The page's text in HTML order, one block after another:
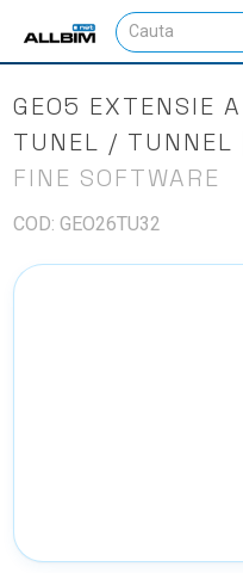
GEO5 EXTENSIE
TUNEL / TUNNEL
FINE SOFTWARE
COD: GEO26TU32